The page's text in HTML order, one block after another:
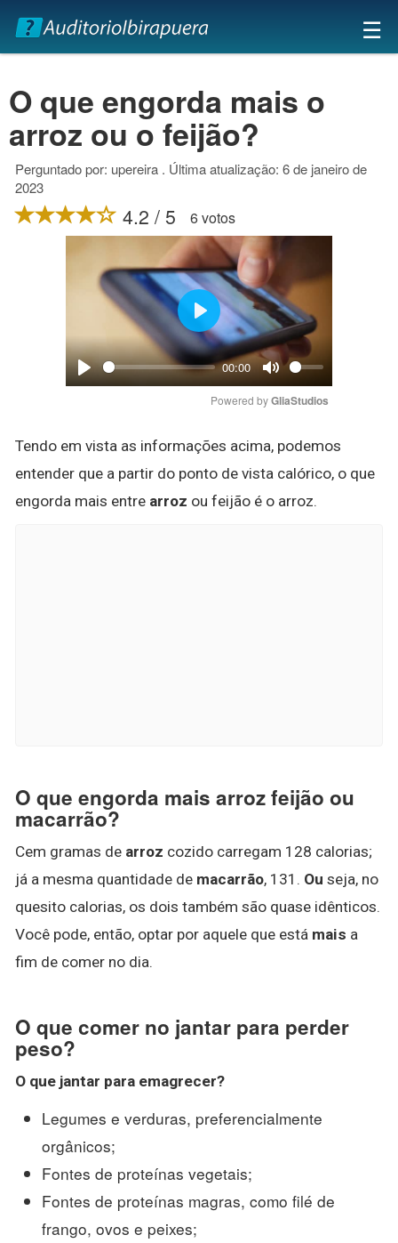
×
☰
O que engorda mais o
arroz ou o feijão?
Perguntado por: upereira . Última atualização: 6 de janeiro de
2023
4.2 / 5 6 votos
Play
00:00
Mute
Play
Powered by GliaStudios
Tendo em vista as informações acima, podemos
entender que a partir do ponto de vista calórico, o que
engorda mais entre arroz ou feijão é o arroz.
O que engorda mais arroz feijão ou
macarrão?
Cem gramas de arroz cozido carregam 128 calorias;
já a mesma quantidade de macarrão, 131. Ou seja, no
quesito calorias, os dois também são quase idênticos.
Você pode, então, optar por aquele que está mais a
fim de comer no dia.
O que comer no jantar para perder
peso?
O que jantar para emagrecer?
Legumes e verduras, preferencialmente
orgânicos;
Fontes de proteínas vegetais;
Fontes de proteínas magras, como filé de
frango, ovos e peixes;